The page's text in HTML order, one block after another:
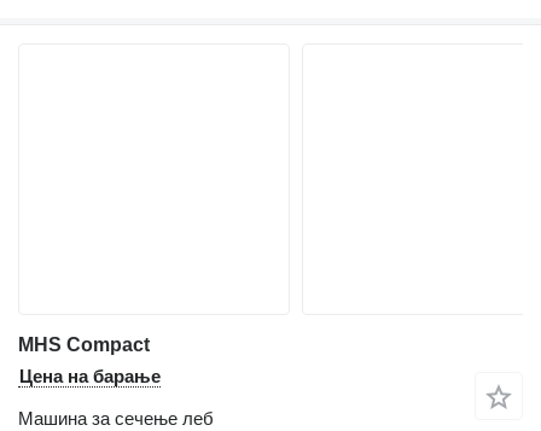
MHS Compact
Цена на барање
Машина за сечење леб